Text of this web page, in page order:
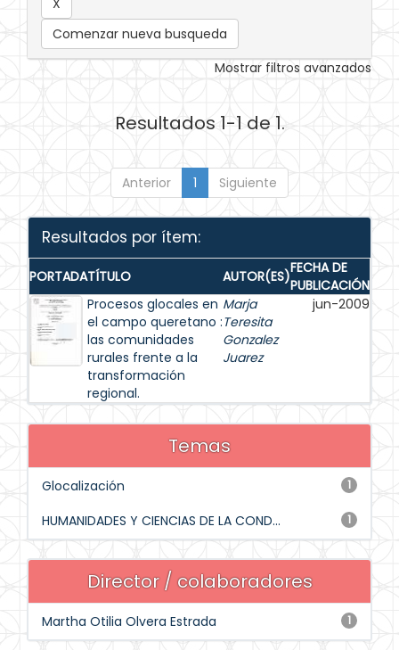
Comenzar nueva busqueda
Mostrar filtros avanzados
Resultados 1-1 de 1.
Anterior 1 Siguiente
Resultados por ítem:
PORTADATÍTULO AUTOR(ES)FECHA DE
PUBLICACIÓN
Procesos glocales en
el campo queretano :
las comunidades
rurales frente a la
transformación
regional.
Marja
Teresita
Gonzalez
Juarez
jun-2009
Temas
1
Glocalización
1
HUMANIDADES Y CIENCIAS DE LA COND...
Director / colaboradores
1
Martha Otilia Olvera Estrada